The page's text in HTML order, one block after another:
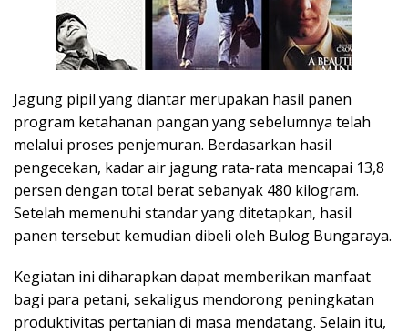
Jagung pipil yang diantar merupakan hasil panen
program ketahanan pangan yang sebelumnya telah
melalui proses penjemuran. Berdasarkan hasil
pengecekan, kadar air jagung rata-rata mencapai 13,8
persen dengan total berat sebanyak 480 kilogram.
Setelah memenuhi standar yang ditetapkan, hasil
panen tersebut kemudian dibeli oleh Bulog Bungaraya.
Kegiatan ini diharapkan dapat memberikan manfaat
bagi para petani, sekaligus mendorong peningkatan
produktivitas pertanian di masa mendatang. Selain itu,